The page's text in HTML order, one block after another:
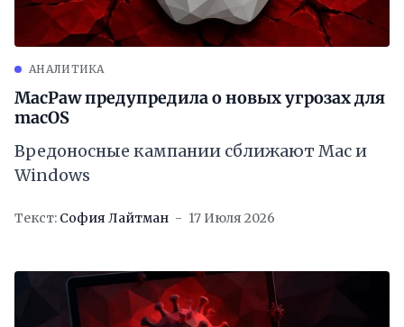
АНАЛИТИКА
MacPaw предупредила о новых угрозах для
macOS
Вредоносные кампании сближают Mac и
Windows
Текст: София Лайтман 17 Июля 2026